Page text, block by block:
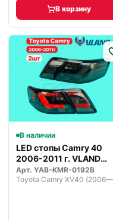
В корзину
В наличии
LED стопы Camry 40
2006-2011 г. VLAND
Темные
Арт. YAB-KMR-0192B